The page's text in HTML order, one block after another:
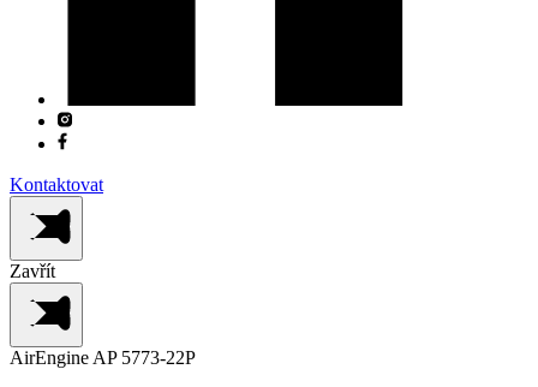
Kontaktovat
Zavřít
AirEngine AP 5773-22P